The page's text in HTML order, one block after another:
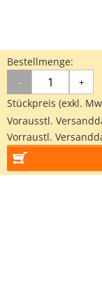
Bestellmenge:
- +
Stückpreis (exkl.
Vorausstl.
Vorraustl.